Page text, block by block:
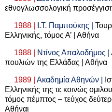
εθνογλωσσολογική
1988 | Ι.Τ. Παμπούκης |
Ελληνικής, τόμος Α’ | Αθήνα
1988 | Ντίνος Απαλοδήμος |
πουλιών της Ελλάδας | Αθήνα
1989 | Ακαδημία Αθηνών |
Ελληνικής της τε κοινώς
τόμος πέμπτος – τεύχος
Αθήναι